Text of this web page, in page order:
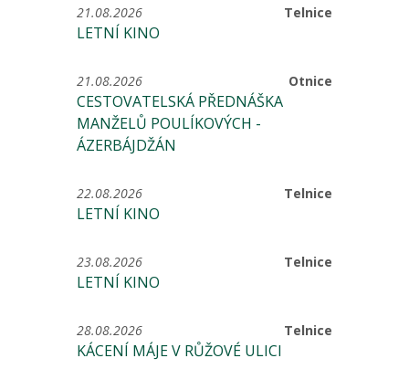
Telnice
21.08.2026
LETNÍ KINO
Otnice
21.08.2026
CESTOVATELSKÁ PŘEDNÁŠKA
MANŽELŮ POULÍKOVÝCH -
ÁZERBÁJDŽÁN
Telnice
22.08.2026
LETNÍ KINO
Telnice
23.08.2026
LETNÍ KINO
Telnice
28.08.2026
KÁCENÍ MÁJE V RŮŽOVÉ ULICI